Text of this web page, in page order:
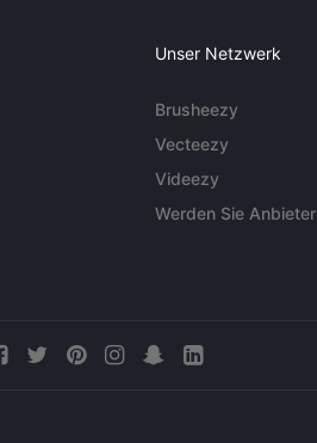
Unser Netzwerk
Brusheezy
Vecteezy
Videezy
Werden Sie Anbieter